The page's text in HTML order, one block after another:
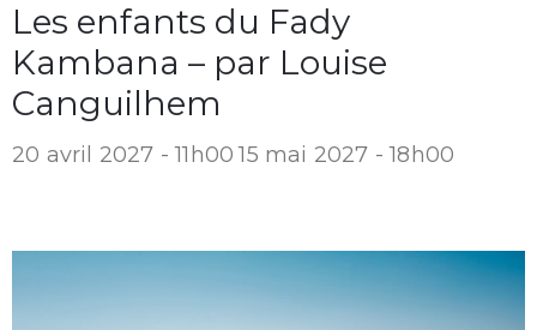
Les enfants du Fady
Kambana – par Louise
Canguilhem
20 avril 2027 - 11h00 15 mai 2027 - 18h00